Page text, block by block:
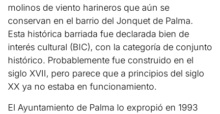
molinos de viento harineros que aún se
conservan en el barrio del Jonquet de Palma.
Esta histórica barriada fue declarada bien de
interés cultural (BIC), con la categoría de conjunto
histórico. Probablemente fue construido en el
siglo XVII, pero parece que a principios del siglo
XX ya no estaba en funcionamiento.
El Ayuntamiento de Palma lo expropió en 1993